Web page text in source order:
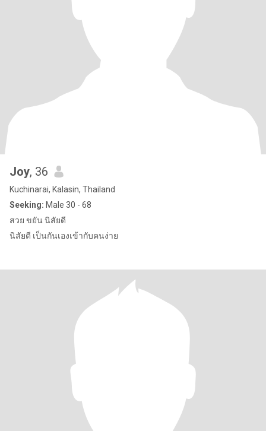
Joy, 36
Kuchinarai, Kalasin, Thailand
Seeking: Male 30 - 68
สวย ขยัน นิสัยดี
นิสัยดี เป็นกันเองเข้ากับคนง่าย